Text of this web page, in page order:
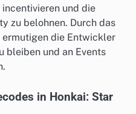
und die
zu belohnen. Durch das
die Entwickler
bleiben und an Events
in Honkai: Star